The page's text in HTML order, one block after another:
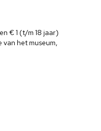
€ 1 (t/m 18 jaar)
van het museum,